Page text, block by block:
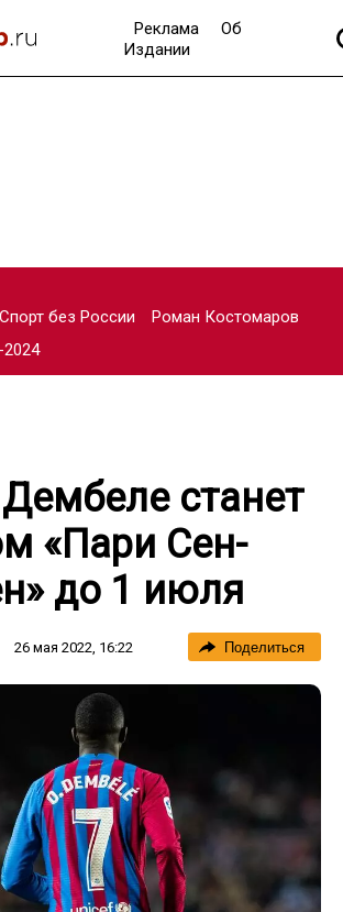
Реклама
Об
Издании
Спорт без России
Роман Костомаров
2024
станет
«Пари Сен-
до 1 июля
26 мая 2022, 16:22 Поделиться